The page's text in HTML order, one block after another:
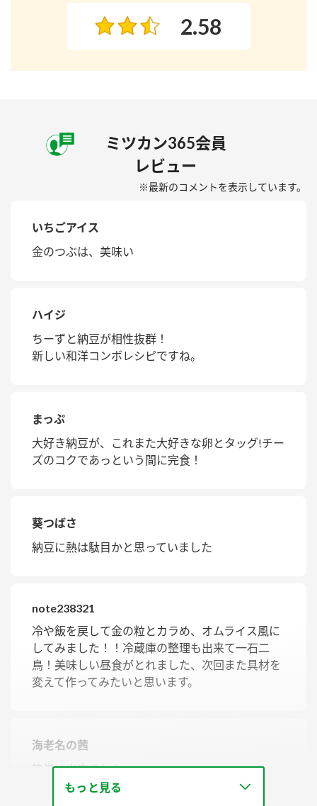
2.58
ミツカン365会員
レビュー
※最新のコメントを表示しています。
いちごアイス
金のつぶは、美味い
ハイジ
ちーずと納豆が相性抜群！
新しい和洋コンボレシピですね。
まっぷ
大好き納豆が、これまた大好きな卵とタッグ!チー
ズのコクであっという間に完食！
葵つばさ
納豆に熱は駄目かと思っていました
note238321
冷や飯を戻して金の粒とカラめ、オムライス風に
してみました！！冷蔵庫の整理も出来て一石二
鳥！美味しい昼食がとれました、次回また具材を
変えて作ってみたいと思います。
海老名の茜
簡単に出来ました!
もっと見る